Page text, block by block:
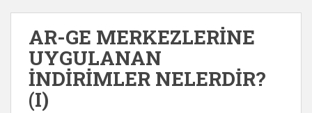
AR-GE MERKEZLERİNE
UYGULANAN
İNDİRİMLER NELERDİR?
(I)